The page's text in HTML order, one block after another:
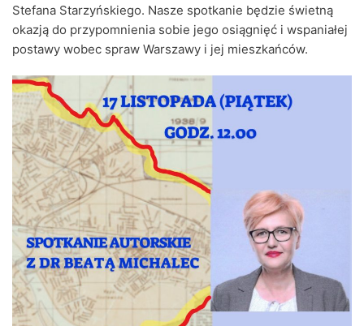
Stefana Starzyńskiego. Nasze spotkanie będzie świetną
okazją do przypomnienia sobie jego osiągnięć i wspaniałej
postawy wobec spraw Warszawy i jej mieszkańców.